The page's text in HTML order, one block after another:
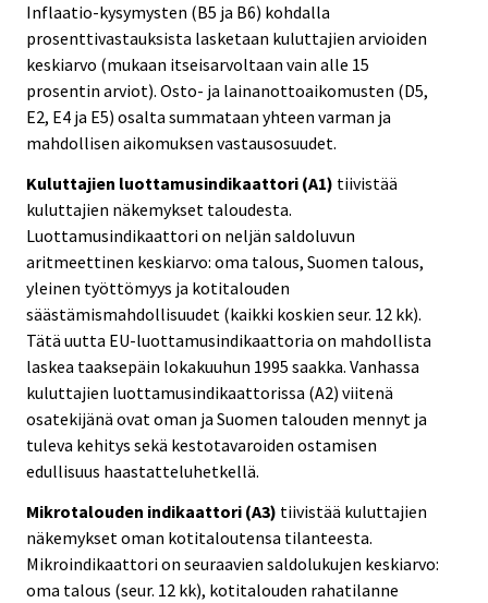
Inflaatio-kysymysten (B5 ja B6) kohdalla
prosenttivastauksista lasketaan kuluttajien arvioiden
keskiarvo (mukaan itseisarvoltaan vain alle 15
prosentin arviot). Osto- ja lainanottoaikomusten (D5,
E2, E4 ja E5) osalta summataan yhteen varman ja
mahdollisen aikomuksen vastausosuudet.
Kuluttajien luottamusindikaattori (A1) tiivistää
kuluttajien näkemykset taloudesta.
Luottamusindikaattori on neljän saldoluvun
aritmeettinen keskiarvo: oma talous, Suomen talous,
yleinen työttömyys ja kotitalouden
säästämismahdollisuudet (kaikki koskien seur. 12 kk).
Tätä uutta EU-luottamusindikaattoria on mahdollista
laskea taaksepäin lokakuuhun 1995 saakka. Vanhassa
kuluttajien luottamusindikaattorissa (A2) viitenä
osatekijänä ovat oman ja Suomen talouden mennyt ja
tuleva kehitys sekä kestotavaroiden ostamisen
edullisuus haastatteluhetkellä.
Mikrotalouden indikaattori (A3) tiivistää kuluttajien
näkemykset oman kotitaloutensa tilanteesta.
Mikroindikaattori on seuraavien saldolukujen keskiarvo:
oma talous (seur. 12 kk), kotitalouden rahatilanne